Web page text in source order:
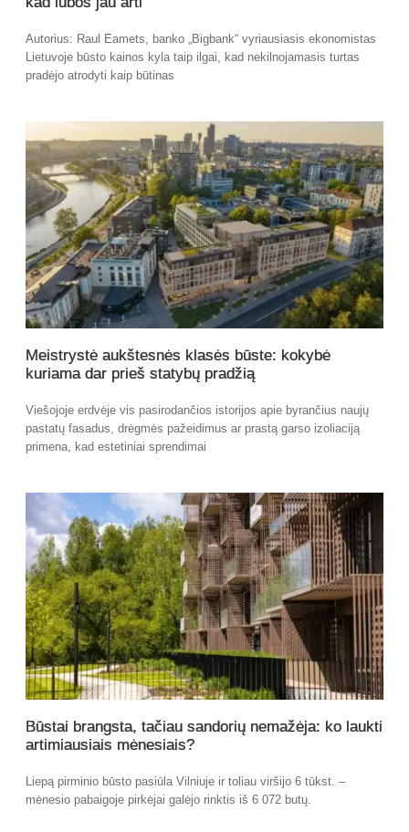
Autorius: Raul Eamets, banko „Bigbank“ vyriausiasis ekonomistas
Lietuvoje būsto kainos kyla taip ilgai, kad nekilnojamasis turtas
pradėjo atrodyti kaip būtinas
Meistrystė aukštesnės klasės būste: kokybė
kuriama dar prieš statybų pradžią
Viešojoje erdvėje vis pasirodančios istorijos apie byrančius naujų
pastatų fasadus, drėgmės pažeidimus ar prastą garso izoliaciją
primena, kad estetiniai sprendimai
Būstai brangsta, tačiau sandorių nemažėja: ko laukti
artimiausiais mėnesiais?
Liepą pirminio būsto pasiūla Vilniuje ir toliau viršijo 6 tūkst. –
mėnesio pabaigoje pirkėjai galėjo rinktis iš 6 072 butų.